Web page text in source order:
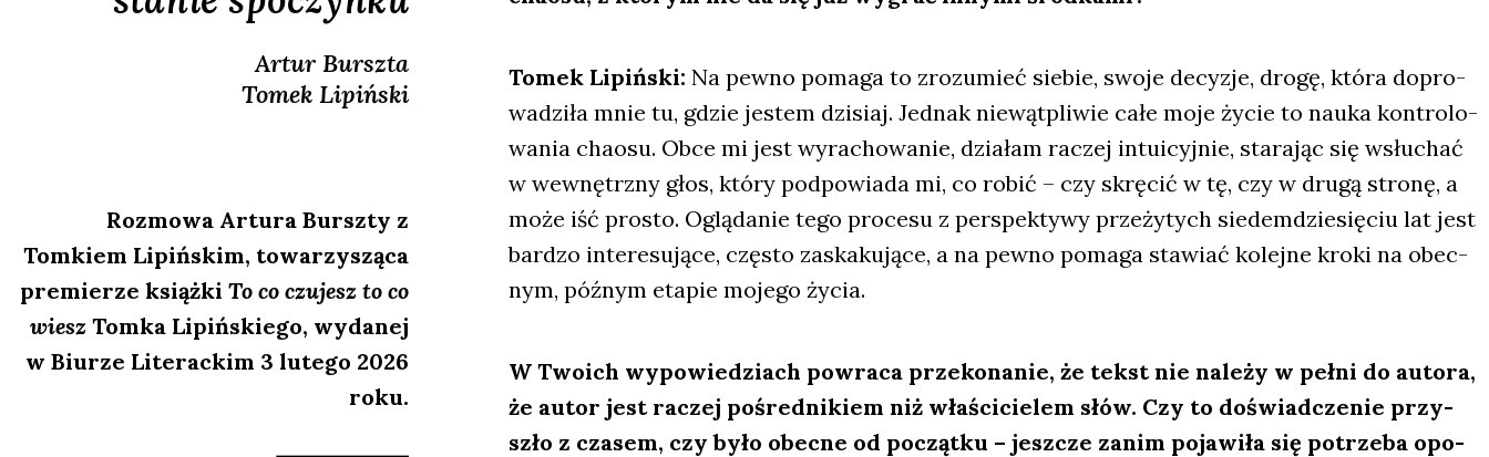
ArturBurszta
Tomek Lipiński
Rozmowa Artura Burszty z
Tomkiem Lipińskim, towarzysząca
premierze książkiTo co czujesz to co
wiesz Tomka Lipińskiego, wydanej
w Biurze Literackim 3 lutego 2026
roku.
Tomek Lipiń­ski: Na pew­no poma­ga to zro­zu­mieć sie­bie, swo­je decy­zje, dro­gę, któ­ra dopro­
wa­dzi­ła mnie tu, gdzie jestem dzi­siaj. Jed­nak nie­wąt­pli­wie całe moje życie to nauka kon­tro­lo­
wa­nia cha­osu. Obce mi jest wyra­cho­wa­nie, dzia­łam raczej intu­icyj­nie, sta­ra­jąc się wsłu­chać
w wewnętrz­ny głos, któ­ry pod­po­wia­da mi, co robić – czy skrę­cić w tę, czy w dru­gą stro­nę, a
może iść pro­sto. Oglą­da­nie tego pro­ce­su z per­spek­ty­wy prze­ży­tych sie­dem­dzie­się­ciu lat jest
bar­dzo inte­re­su­ją­ce, czę­sto zaska­ku­ją­ce, a na pew­no poma­ga sta­wiać kolej­ne kro­ki na obec­
nym, póź­nym eta­pie moje­go życia.
W Two­ich wypo­wie­dziach powra­ca prze­ko­na­nie, że tekst nie nale­ży w peł­ni do auto­ra,
że autor jest raczej pośred­ni­kiem niż wła­ści­cie­lem słów. Czy to doświad­cze­nie przy­
szło z cza­sem, czy było obec­ne od począt­ku – jesz­cze zanim poja­wi­ła się potrze­ba opo­